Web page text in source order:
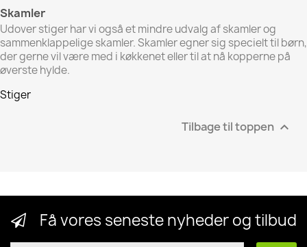
Skamler
Udover stiger har vi også et mindre udvalg af skamler og
sammenklappelige skamler.Skamler egner sig specielt til børn,
der gerne vil være med i køkkenet eller til at nå kopperne på
øverste hylde.
Stiger
Tilbage til toppen 
Få vores seneste nyheder og tilbud